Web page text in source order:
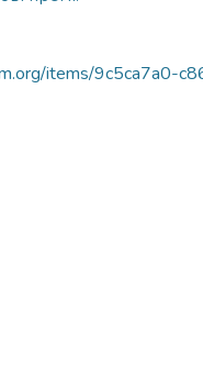
items/9c5ca7a0-